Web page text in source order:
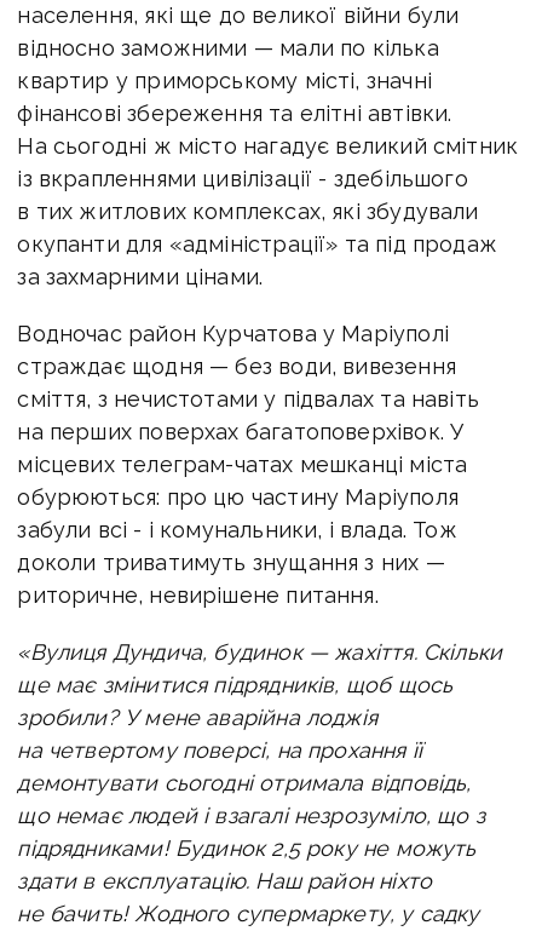
населення, які ще до великої війни були
відносно заможними — мали по кілька
квартир у приморському місті, значні
фінансові збереження та елітні автівки.
На сьогодні ж місто нагадує великий смітник
із вкрапленнями цивілізації - здебільшого
в тих житлових комплексах, які збудували
окупанти для «адміністрації» та під продаж
за захмарними цінами.
Водночас район Курчатова у Маріуполі
страждає щодня — без води, вивезення
сміття, з нечистотами у підвалах та навіть
на перших поверхах багатоповерхівок. У
місцевих телеграм-чатах мешканці міста
обурюються: про цю частину Маріуполя
забули всі - і комунальники, і влада. Тож
доколи триватимуть знущання з них —
риторичне, невирішене питання.
«Вулиця Дундича, будинок — жахіття. Скільки
ще має змінитися підрядників, щоб щось
зробили? У мене аварійна лоджія
на четвертому поверсі, на прохання її
демонтувати сьогодні отримала відповідь,
що немає людей і взагалі незрозуміло, що з
підрядниками! Будинок 2,5 року не можуть
здати в експлуатацію. Наш район ніхто
не бачить! Жодного супермаркету, у садку